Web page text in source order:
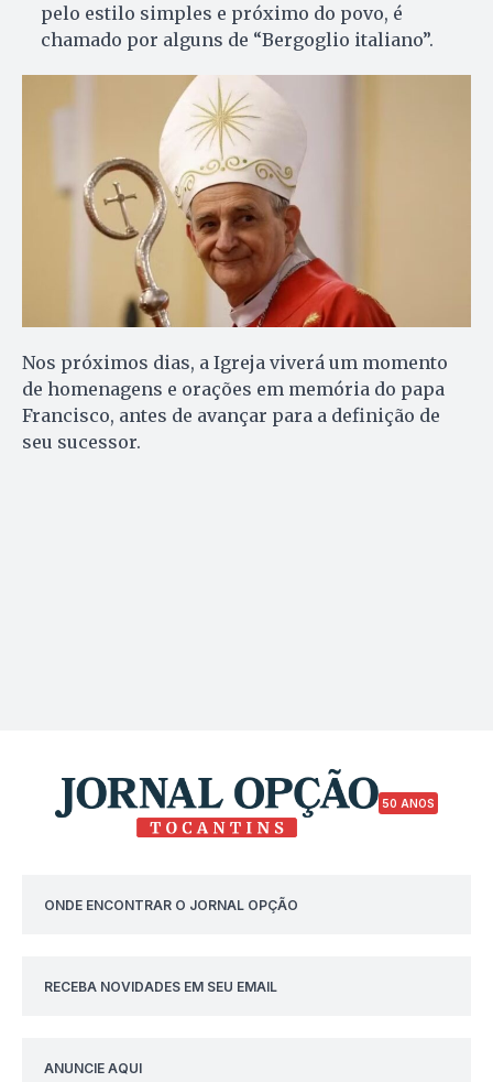
pelo estilo simples e próximo do povo, é
chamado por alguns de “Bergoglio italiano”.
Nos próximos dias, a Igreja viverá um momento
de homenagens e orações em memória do papa
Francisco, antes de avançar para a definição de
seu sucessor.
50 ANOS
ONDE ENCONTRAR O JORNAL OPÇÃO
RECEBA NOVIDADES EM SEU EMAIL
ANUNCIE AQUI